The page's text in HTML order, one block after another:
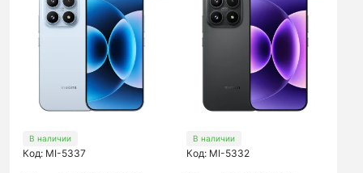
В наличии
Код: MI-5337
В наличии
Код: MI-5332